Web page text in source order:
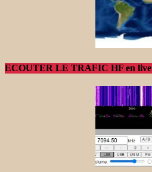
ECOUTER LE TRAFIC HF en live